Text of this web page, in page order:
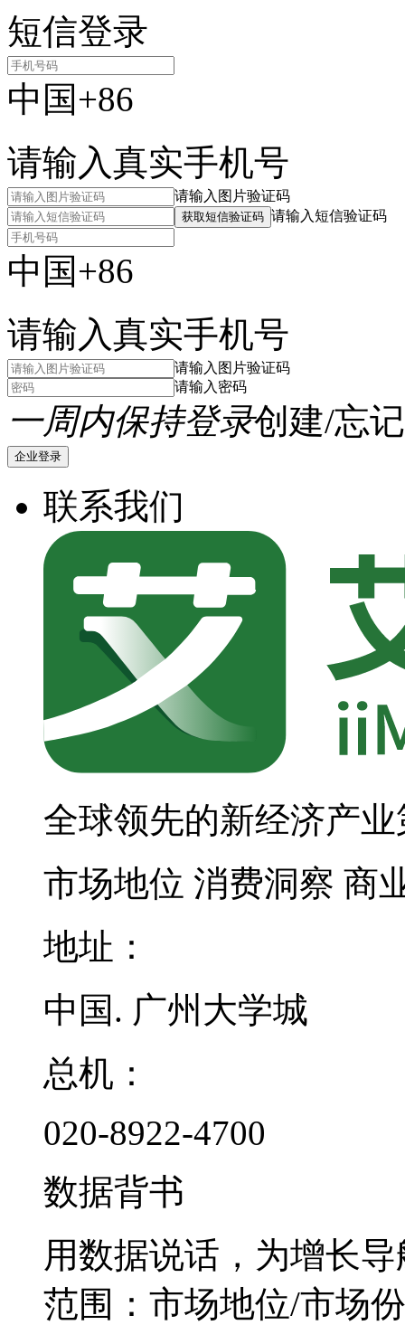
短信登录
中国+86
请输入真实手机号
请输入图片验证码
获取短信验证码 请输入短信验证码
中国+86
请输入真实手机号
请输入图片验证码
请输入密码
一周内保持登录创建/忘
企业登录
联系我们
全球领先的新经济产
市场地位 消费洞察 商
地址：
中国. 广州大学城
总机：
020-8922-4700
数据背书
用数据说话，为增长导
范围：市场地位/市场